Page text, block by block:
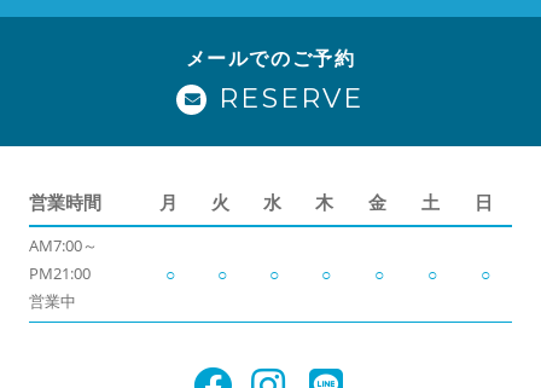
メールでのご予約
RESERVE
営業時間 月 火 水 木 金 土 日
AM7:00～
PM21:00
営業中
○ ○ ○ ○ ○ ○ ○